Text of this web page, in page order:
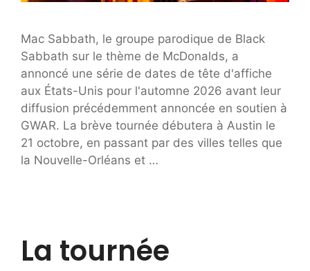
Mac Sabbath, le groupe parodique de Black
Sabbath sur le thème de McDonalds, a
annoncé une série de dates de tête d'affiche
aux États-Unis pour l'automne 2026 avant leur
diffusion précédemment annoncée en soutien à
GWAR. La brève tournée débutera à Austin le
21 octobre, en passant par des villes telles que
la Nouvelle-Orléans et …
La tournée